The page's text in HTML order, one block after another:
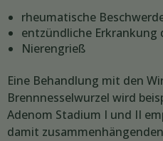
rheumatische
entzündliche Erkrankung
Nierengrieß
Eine Behandlung mit den
Brennnesselwurzel wird
Adenom Stadium I und II
damit